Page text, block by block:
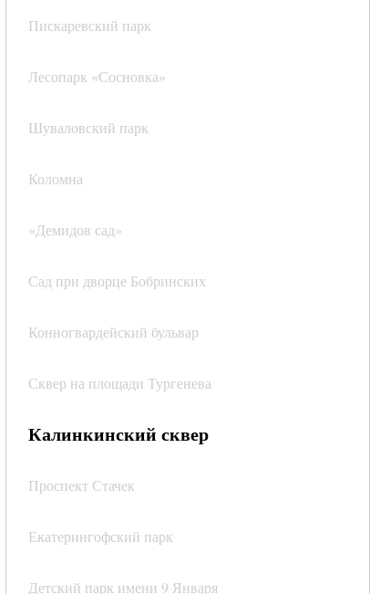
Пискаревский парк
Лесопарк «Сосновка»
Шуваловский парк
Коломна
«Демидов сад»
Сад при дворце Бобринских
Конногвардейский бульвар
Сквер на площади Тургенева
Калинкинский сквер
Проспект Стачек
Екатерингофский парк
Детский парк имени 9 Января